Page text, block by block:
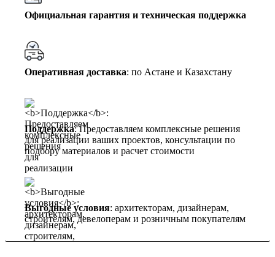
Официальная гарантия и техническая поддержка
Оперативная доставка: по Астане и Казахстану
Поддержка: Предоставляем комплексные решения
для реализации ваших проектов, консультации по
подбору материалов и расчет стоимости
Выгодные условия: архитекторам, дизайнерам,
строителям, девелоперам и розничным покупателям